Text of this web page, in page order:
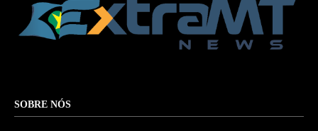
SOBRE NÓS